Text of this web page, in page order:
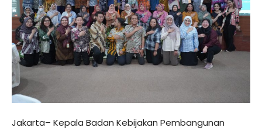
Jakarta– Kepala Badan Kebijakan Pembangunan